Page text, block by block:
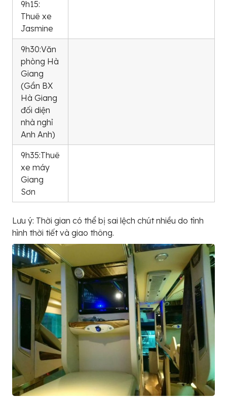
9h15:
Thuê xe
Jasmine
9h30:Văn
phòng Hà
Giang
(Gần BX
Hà Giang
đối diện
nhà nghỉ
Anh Anh)
9h35:Thuê
xe máy
Giang
Sơn
Lưu ý: Thời gian có thể bị sai lệch chút nhiều do tình
hình thời tiết và giao thông.